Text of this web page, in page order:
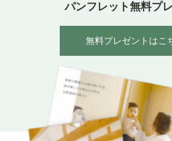
パンフレット無料プ
無料プレゼントはこ